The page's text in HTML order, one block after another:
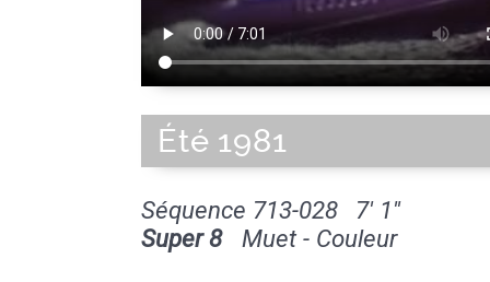
Été 1981
Séquence 713-028
7' 1''
Super 8Muet - Couleur